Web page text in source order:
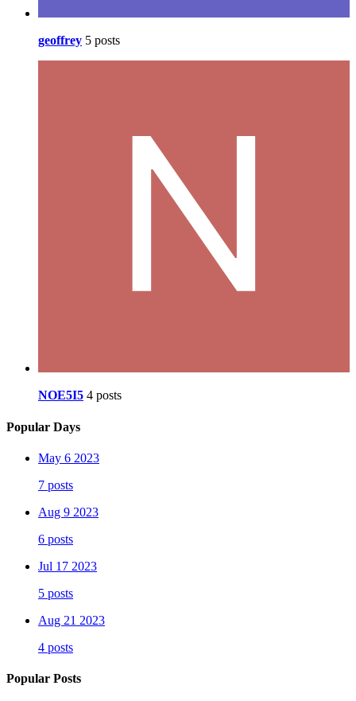
geoffrey 5 posts
NOE5I5 4 posts
Popular Days
May 6 2023
7 posts
Aug 9 2023
6 posts
Jul 17 2023
5 posts
Aug 21 2023
4 posts
Popular Posts